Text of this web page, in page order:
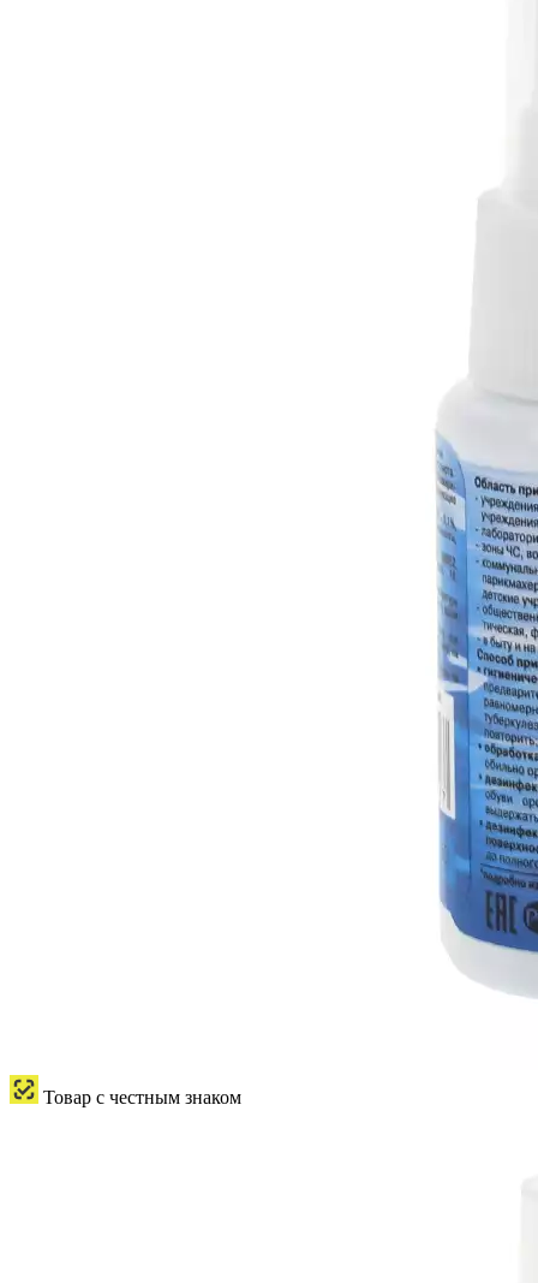
Товар с честным знаком